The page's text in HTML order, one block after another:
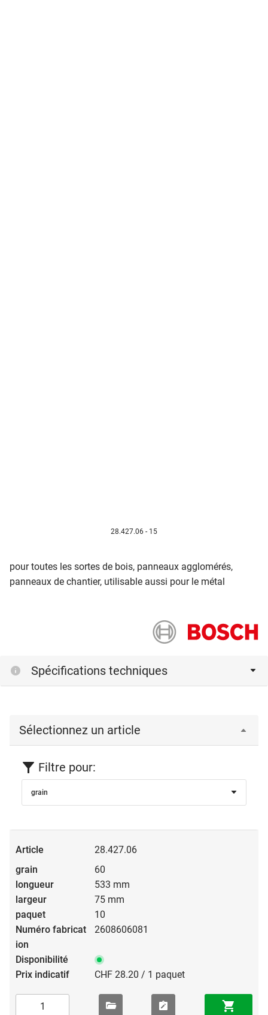
28.427.06 - 15
pour toutes les sortes de bois, panneaux agglomérés,
panneaux de chantier, utilisable aussi pour le métal
Spécifications techniques
Sélectionnez un article
Filtre pour:
grain
28.427.06
60
533 mm
75 mm
10
2608606081
CHF 28.20 / 1 paquet